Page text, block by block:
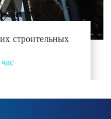
строительных